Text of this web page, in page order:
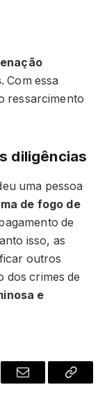
. Com essa
ressarcimento
diligências
uma pessoa
de fogo de
de
isso, as
outros
dos crimes de
e
E-
Copiar